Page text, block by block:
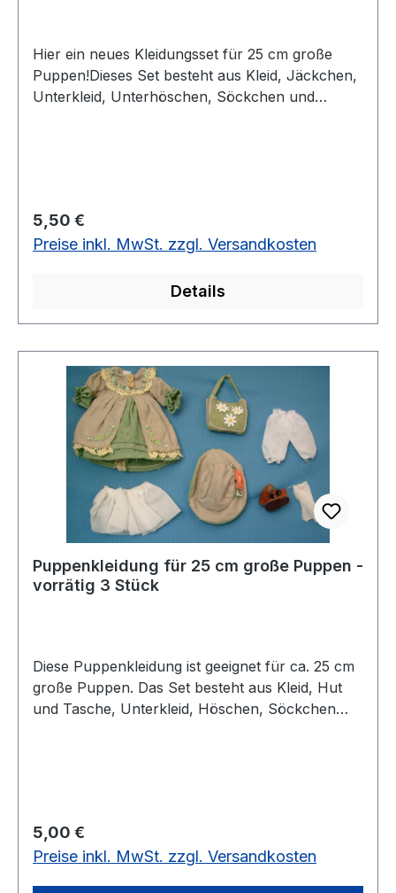
Hier ein neues Kleidungsset für 25 cm große
Puppen!Dieses Set besteht aus Kleid, Jäckchen,
Unterkleid, Unterhöschen, Söckchen und
Regulärer Preis:
5,50 €
Preise inkl. MwSt. zzgl. Versandkosten
Details
Puppenkleidung für 25 cm große Puppen -
vorrätig 3 Stück
Diese Puppenkleidung ist geeignet für ca. 25 cm
große Puppen. Das Set besteht aus Kleid, Hut
und Tasche, Unterkleid, Höschen, Söckchen
Regulärer Preis:
5,00 €
Preise inkl. MwSt. zzgl. Versandkosten